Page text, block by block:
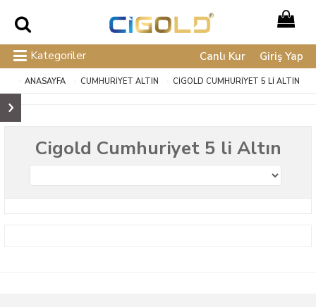
Kategoriler Canlı Kur Giriş Yap
ANASAYFA CUMHURİYET ALTIN CIGOLD CUMHURIYET 5 LI ALTIN
Cigold Cumhuriyet 5 li Altın